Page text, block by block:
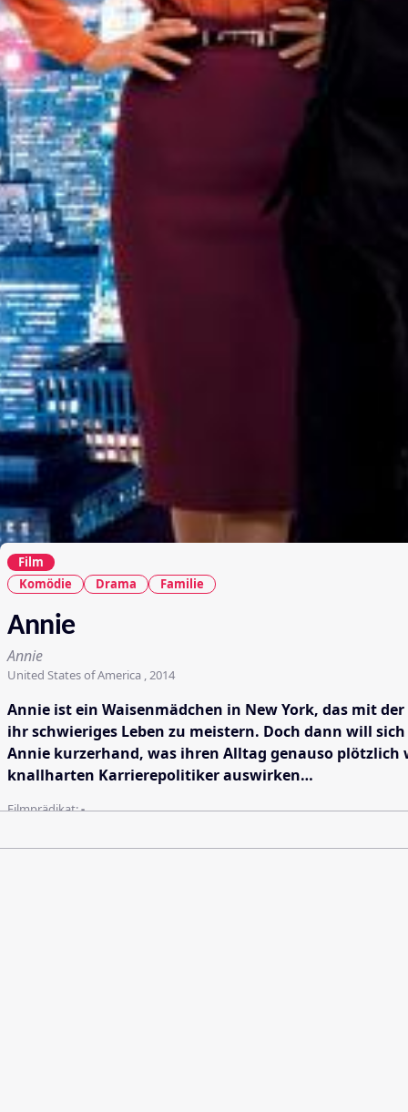
Film
Komödie
Drama Familie
Annie
Annie
United States of America , 2014
Annie ist ein Waisenmädchen in New York, das mit
ihr schwieriges Leben zu meistern. Doch dann will
Annie kurzerhand, was ihren Alltag genauso plötzlich
knallharten Karrierepolitiker auswirken…
Filmprädikat:-